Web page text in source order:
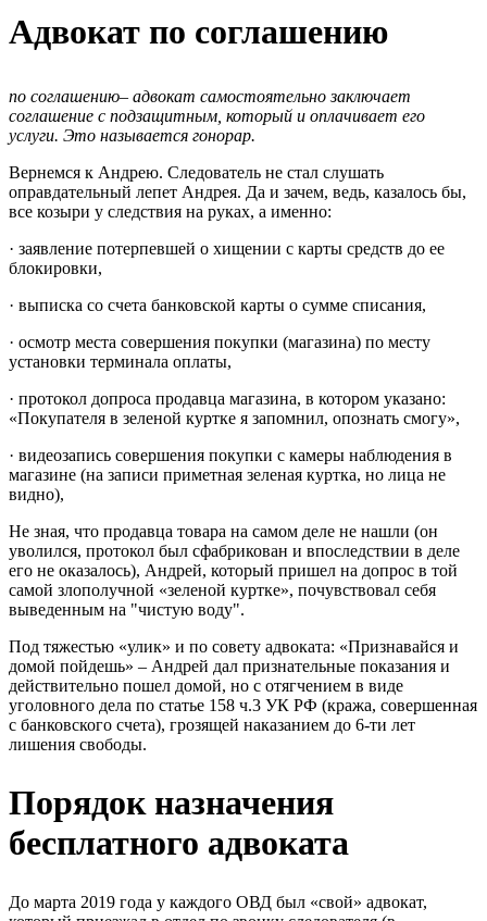
Адвокат по соглашению
по соглашению– адвокат самостоятельно заключает
соглашение с подзащитным, который и оплачивает его
услуги. Это называется гонорар.
Вернемся к Андрею. Следователь не стал слушать
оправдательный лепет Андрея. Да и зачем, ведь, казалось бы,
все козыри у следствия на руках, а именно:
· заявление потерпевшей о хищении с карты средств до ее
блокировки,
· выписка со счета банковской карты о сумме списания,
· осмотр места совершения покупки (магазина) по месту
установки терминала оплаты,
· протокол допроса продавца магазина, в котором указано:
«Покупателя в зеленой куртке я запомнил, опознать смогу»,
· видеозапись совершения покупки с камеры наблюдения в
магазине (на записи приметная зеленая куртка, но лица не
видно),
Не зная, что продавца товара на самом деле не нашли (он
уволился, протокол был сфабрикован и впоследствии в деле
его не оказалось), Андрей, который пришел на допрос в той
самой злополучной «зеленой куртке», почувствовал себя
выведенным на "чистую воду".
Под тяжестью «улик» и по совету адвоката: «Признавайся и
домой пойдешь» – Андрей дал признательные показания и
действительно пошел домой, но с отягчением в виде
уголовного дела по статье 158 ч.3 УК РФ (кража, совершенная
с банковского счета), грозящей наказанием до 6-ти лет
лишения свободы.
Порядок назначения
бесплатного адвоката
До марта 2019 года у каждого ОВД был «свой» адвокат,